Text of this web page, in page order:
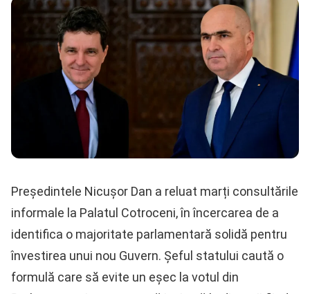
Președintele Nicușor Dan a reluat marți consultările
informale la Palatul Cotroceni, în încercarea de a
identifica o majoritate parlamentară solidă pentru
învestirea unui nou Guvern. Șeful statului caută o
formulă care să evite un eșec la votul din